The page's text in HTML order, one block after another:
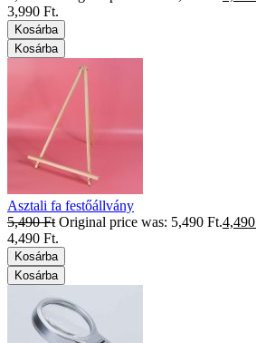
3,990 Ft.
Kosárba
Kosárba
Asztali fa festőállvány
5,490Ft Original price was: 5,490 Ft.4,490
4,490 Ft.
Kosárba
Kosárba